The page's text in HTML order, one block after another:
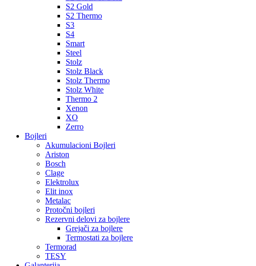
S2 Gold
S2 Thermo
S3
S4
Smart
Steel
Stolz
Stolz Black
Stolz Thermo
Stolz White
Thermo 2
Xenon
XO
Zerro
Bojleri
Akumulacioni Bojleri
Ariston
Bosch
Clage
Elektrolux
Elit inox
Metalac
Protočni bojleri
Rezervni delovi za bojlere
Grejači za bojlere
Termostati za bojlere
Termorad
TESY